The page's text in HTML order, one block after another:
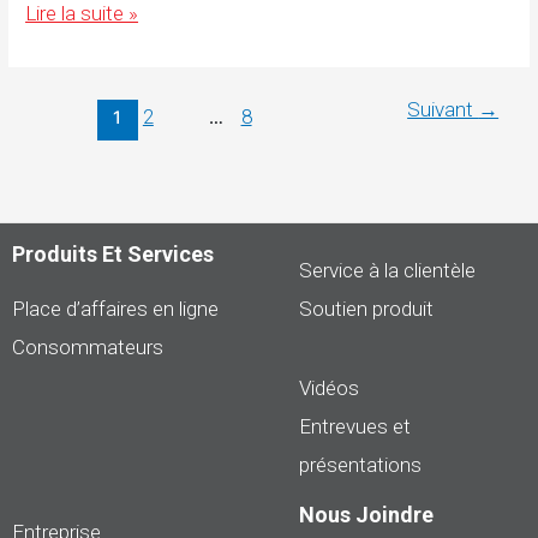
Les
Canadiens
automobiles
modèles
pratiques
et
Lire la suite »
1 2 … 8 Suivant →
Produits Et Services
Place d’affaires en ligne
Consommateurs
Service à la clientèle
Soutien produit
Vidéos
Entrevues et
présentations
Entreprise
Nous Joindre